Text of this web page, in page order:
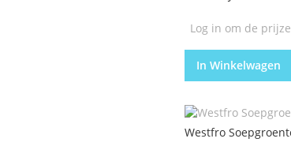
Log in om de
In Winkelwagen
Westfro